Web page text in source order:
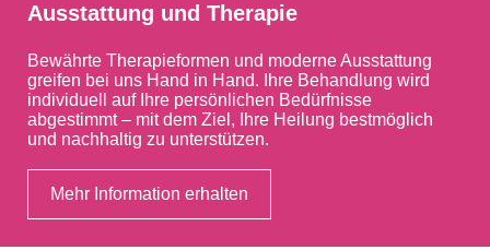
Ausstattung und Therapie
Bewährte Therapieformen und moderne Ausstattung
greifen bei uns Hand in Hand. Ihre Behandlung wird
individuell auf Ihre persönlichen Bedürfnisse
abgestimmt – mit dem Ziel, Ihre Heilung bestmöglich
und nachhaltig zu unterstützen.
Mehr Information erhalten